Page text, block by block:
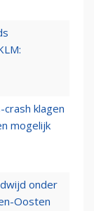
klagen
mogelijk
onder
Oosten